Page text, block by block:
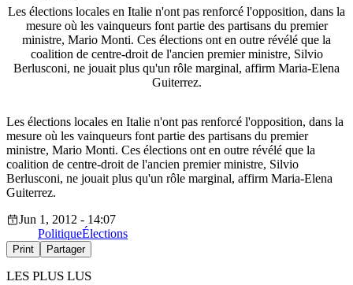
Les élections locales en Italie n'ont pas renforcé l'opposition, dans la
mesure où les vainqueurs font partie des partisans du premier
ministre, Mario Monti. Ces élections ont en outre révélé que la
coalition de centre-droit de l'ancien premier ministre, Silvio
Berlusconi, ne jouait plus qu'un rôle marginal, affirm Maria-Elena
Guiterrez.
Les élections locales en Italie n'ont pas renforcé l'opposition, dans la
mesure où les vainqueurs font partie des partisans du premier
ministre, Mario Monti. Ces élections ont en outre révélé que la
coalition de centre-droit de l'ancien premier ministre, Silvio
Berlusconi, ne jouait plus qu'un rôle marginal, affirm Maria-Elena
Guiterrez.
Jun 1, 2012 - 14:07
PolitiqueÉlections
Print Partager
LES PLUS LUS